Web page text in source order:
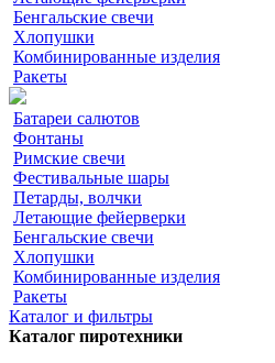
Бенгальские свечи
Хлопушки
Комбинированные изделия
Ракеты
Батареи салютов
Фонтаны
Римские свечи
Фестивальные шары
Петарды, волчки
Летающие фейерверки
Бенгальские свечи
Хлопушки
Комбинированные изделия
Ракеты
Каталог и фильтры
Каталог пиротехники